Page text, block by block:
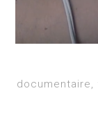
documentaire,